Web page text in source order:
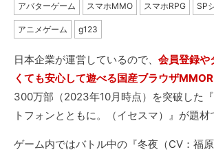
アバターゲーム スマホMMO スマホRPG SP
アニメゲーム g123
日本企業が運営しているので、 会員登録や
くても安心して遊べる国産ブラウザ
300万部（2023年10月時点）を突破した
トフォンとともに。（イセスマ）』が題材
ゲーム内ではバトル中の『冬夜（CV：福